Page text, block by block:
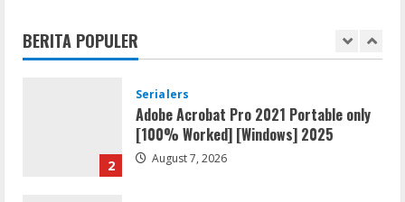
BERITA POPULER
1
2
Serialers
Adobe Acrobat Pro 2021 Portable only
[100% Worked] [Windows] 2025
August 7, 2026